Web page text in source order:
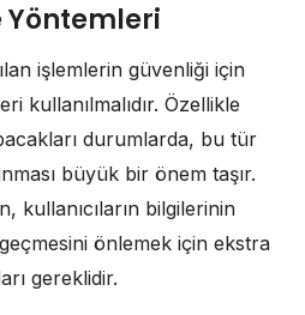
Yöntemleri
işlemlerin güvenliği için
kullanılmalıdır. Özellikle
durumlarda, bu tür
büyük bir önem taşır.
kullanıcıların bilgilerinin
önlemek için ekstra
gereklidir.